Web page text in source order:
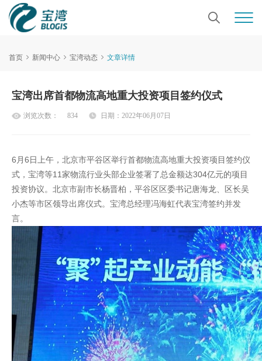
首页 新闻中心 宝湾动态 文章详情
宝湾出席首都物流高地重大投资项目签约仪式
浏览次数： 834 日期：2022年06月07日
6月6日上午，北京市平谷区举行首都物流高地重大投资项目签约仪
式，宝湾等11家物流行业头部企业签署了总金额达304亿元的项目
投资协议。北京市副市长杨晋柏，平谷区区委书记唐海龙、区长吴
小杰等市区领导出席仪式。宝湾总经理冯海虹代表宝湾签约并发
言。